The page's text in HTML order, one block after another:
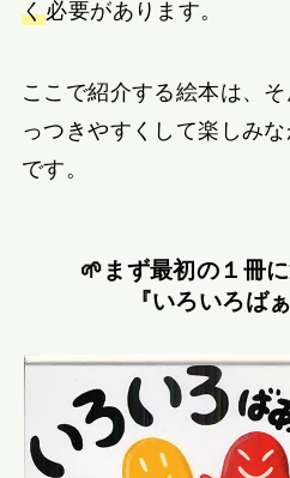
く必要があります。
ここで紹介する絵本は、
っつきやすくして楽しみ
です。
🌱まず最初の１冊
『いろいろば